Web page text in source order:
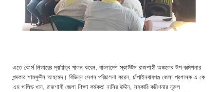
এতে কোর্স লিডারের দ্বায়িত্ব পালন করেন, বাংলাদেশ স্কাউটস রাজশাহী অঞ্চলের উপ-কমিশনার
খন্দকার শামসুদ্দীন আহমেদ। বিভিন্ন সেশন পরিচালনা করেন, চাঁপাইনবাবগঞ্জ জেলা প্রশাসক এ কে
এম গালিভ খান, রাজশাহী জেলা শিক্ষা কর্মকতা নাসির উদ্দীন, সহকারি কমিশনার নূরুল